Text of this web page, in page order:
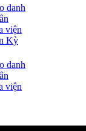
danh
viện
Kỳ
danh
viện